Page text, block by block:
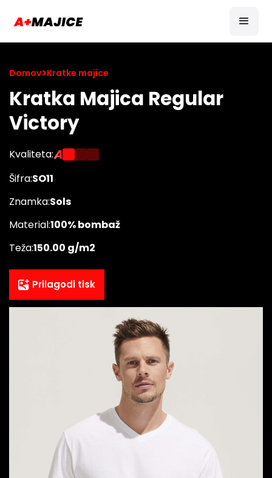
Domov>Kratke majice
Kratka Majica Regular
Victory
Kvaliteta:A
Šifra:SO11
Znamka:Sols
Material:100% bombaž
Teža:150.00 g/m2
Prilagodi tisk